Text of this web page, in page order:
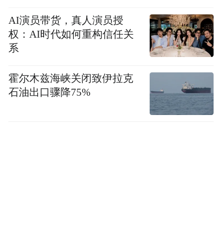
AI演员带货，真人演员授
权：AI时代如何重构信任关
系
霍尔木兹海峡关闭致伊拉克
石油出口骤降75%